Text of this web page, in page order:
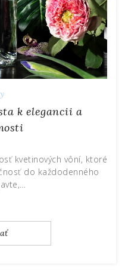
k elegancii a
kvetinových vôní, ktoré
do každodenného